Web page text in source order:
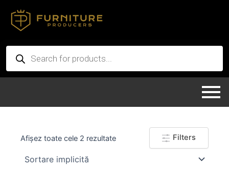
content
Products
search
Filters
Afișez toate cele 2 rezultate